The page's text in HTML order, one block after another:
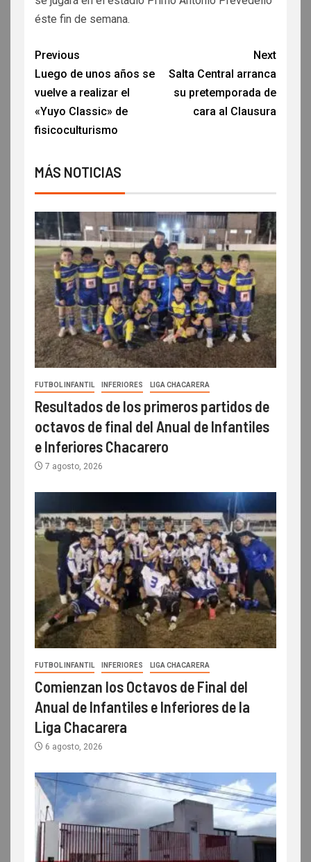
éste fin de semana.
Previous
Luego de unos años se
vuelve a realizar el
«Yuyo Classic» de
fisicoculturismo
Next
Salta Central arranca
su pretemporada de
cara al Clausura
MÁS NOTICIAS
FUTBOL INFANTIL INFERIORES LIGA CHACARERA
Resultados de los primeros partidos de
octavos de final del Anual de Infantiles
e Inferiores Chacarero
7 agosto, 2026
FUTBOL INFANTIL INFERIORES LIGA CHACARERA
Comienzan los Octavos de Final del
Anual de Infantiles e Inferiores de la
Liga Chacarera
6 agosto, 2026